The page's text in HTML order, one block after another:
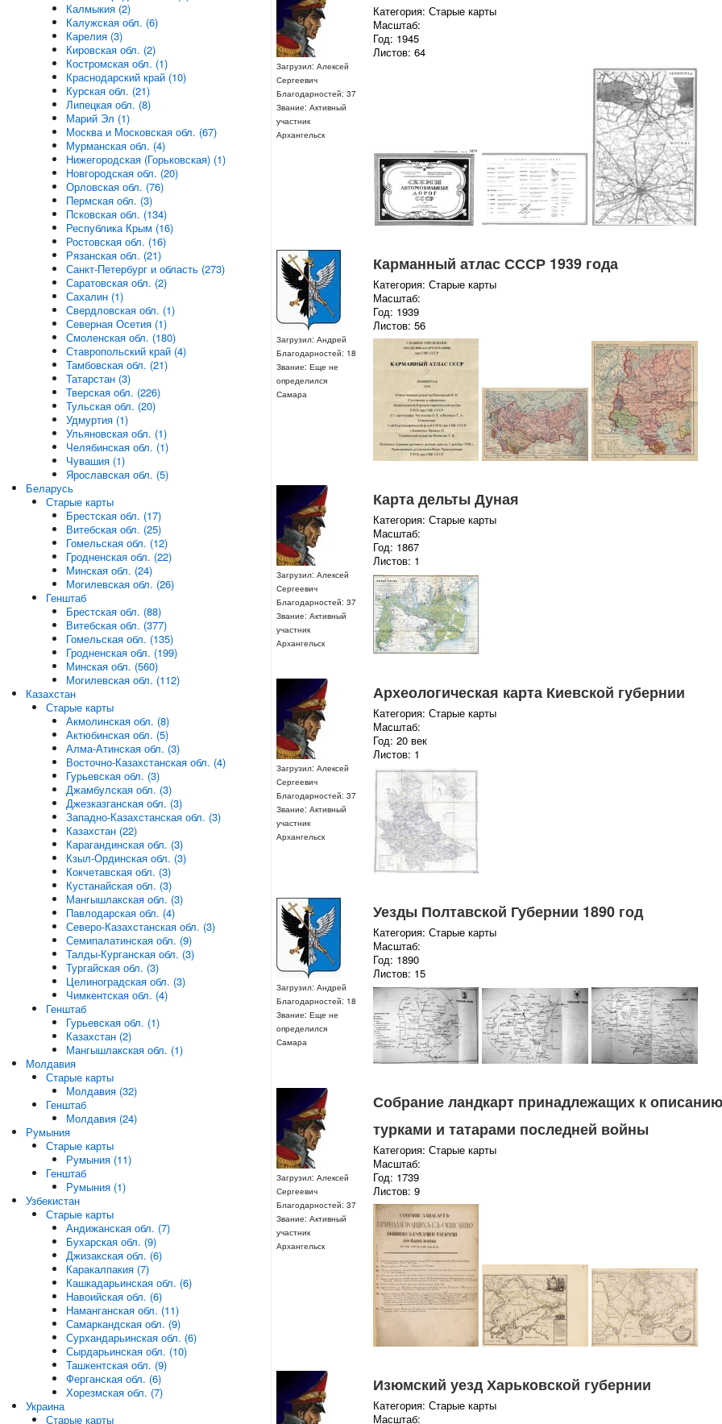
Загрузил: Алексей
Сергеевич
Благодарностей: 37
Звание: Активный
участник
Архангельск
Категория: Старые карты
Масштаб:
Год: 1945
Листов: 64
Загрузил: Андрей
Благодарностей: 18
Звание: Еще не
определился
Самара
Карманный атлас СССР 1939 года
Категория: Старые карты
Масштаб:
Год: 1939
Листов: 56
Загрузил: Алексей
Сергеевич
Благодарностей: 37
Звание: Активный
участник
Архангельск
Карта дельты Дуная
Категория: Старые карты
Масштаб:
Год: 1867
Листов: 1
Загрузил: Алексей
Сергеевич
Благодарностей: 37
Звание: Активный
участник
Архангельск
Археологическая карта Киевской губернии
Категория: Старые карты
Масштаб:
Год: 20 век
Листов: 1
Загрузил: Андрей
Благодарностей: 18
Звание: Еще не
определился
Самара
Уезды Полтавской Губернии 1890 год
Категория: Старые карты
Масштаб:
Год: 1890
Листов: 15
Загрузил: Алексей
Сергеевич
Благодарностей: 37
Звание: Активный
участник
Архангельск
Собрание ландкарт принадлежащих к
турками и татарами последней войны
Категория: Старые карты
Масштаб:
Год: 1739
Листов: 9
Изюмский уезд Харьковской губернии
Категория: Старые карты
Масштаб:
Калмыкия (2)
Калужская обл. (6)
Карелия (3)
Кировская обл. (2)
Костромская обл. (1)
Краснодарский край (10)
Курская обл. (21)
Липецкая обл. (8)
Марий Эл (1)
Москва и Московская обл. (67)
Мурманская обл. (4)
Нижегородская (Горьковская) (1)
Новгородская обл. (20)
Орловская обл. (76)
Пермская обл. (3)
Псковская обл. (134)
Республика Крым (16)
Ростовская обл. (16)
Рязанская обл. (21)
Санкт-Петербург и область (273)
Саратовская обл. (2)
Сахалин (1)
Свердловская обл. (1)
Северная Осетия (1)
Смоленская обл. (180)
Ставропольский край (4)
Тамбовская обл. (21)
Татарстан (3)
Тверская обл. (226)
Тульская обл. (20)
Удмуртия (1)
Ульяновская обл. (1)
Челябинская обл. (1)
Чувашия (1)
Ярославская обл. (5)
Беларусь
Старые карты
Брестская обл. (17)
Витебская обл. (25)
Гомельская обл. (12)
Гродненская обл. (22)
Минская обл. (24)
Могилевская обл. (26)
Генштаб
Брестская обл. (88)
Витебская обл. (377)
Гомельская обл. (135)
Гродненская обл. (199)
Минская обл. (560)
Могилевская обл. (112)
Казахстан
Старые карты
Акмолинская обл. (8)
Актюбинская обл. (5)
Алма-Атинская обл. (3)
Восточно-Казахстанская обл. (4)
Гурьевская обл. (3)
Джамбулская обл. (3)
Джезказганская обл. (3)
Западно-Казахстанская обл. (3)
Казахстан (22)
Карагандинская обл. (3)
Кзыл-Ординская обл. (3)
Кокчетавская обл. (3)
Кустанайская обл. (3)
Мангышлакская обл. (3)
Павлодарская обл. (4)
Северо-Казахстанская обл. (3)
Семипалатинская обл. (9)
Талды-Курганская обл. (3)
Тургайская обл. (3)
Целиноградская обл. (3)
Чимкентская обл. (4)
Генштаб
Гурьевская обл. (1)
Казахстан (2)
Мангышлакская обл. (1)
Молдавия
Старые карты
Молдавия (32)
Генштаб
Молдавия (24)
Румыния
Старые карты
Румыния (11)
Генштаб
Румыния (1)
Узбекистан
Старые карты
Андижанская обл. (7)
Бухарская обл. (9)
Джизакская обл. (6)
Каракалпакия (7)
Кашкадарьинская обл. (6)
Навоийская обл. (6)
Наманганская обл. (11)
Самаркандская обл. (9)
Сурхандарьинская обл. (6)
Сырдарьинская обл. (10)
Ташкентская обл. (9)
Ферганская обл. (6)
Хорезмская обл. (7)
Украина
Старые карты